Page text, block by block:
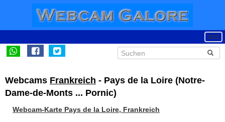
Webcams Frankreich - Pays de la Loire (Notre-
Dame-de-Monts ... Pornic)
Webcam-Karte Pays de la Loire, Frankreich